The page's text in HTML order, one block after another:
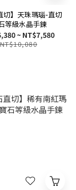
切】天珠瑪瑙-直切
等級水晶手鍊
~ NT$7,580
NT$10,080